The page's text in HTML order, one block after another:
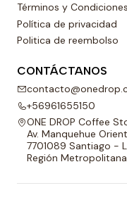
Términos y Condiciones
Política de privacidad
Politica de reembolso
CONTÁCTANOS
+56961655150
ONE DROP Coffee
Av. Manquehue
7701089 Santiago -
Región